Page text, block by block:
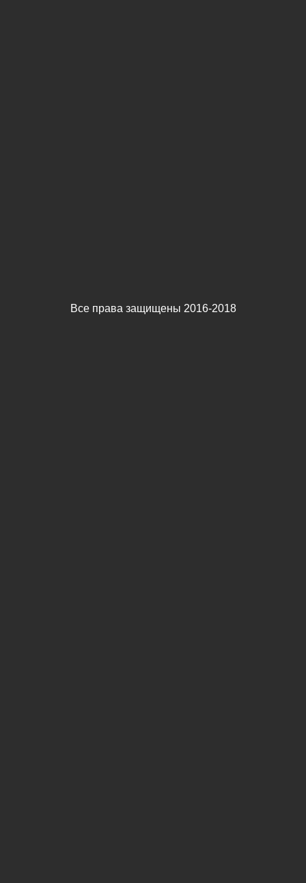
Все права защищены 2016-2018